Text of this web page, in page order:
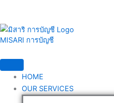
MISARI การบัญชี
HOME
OUR SERVICES